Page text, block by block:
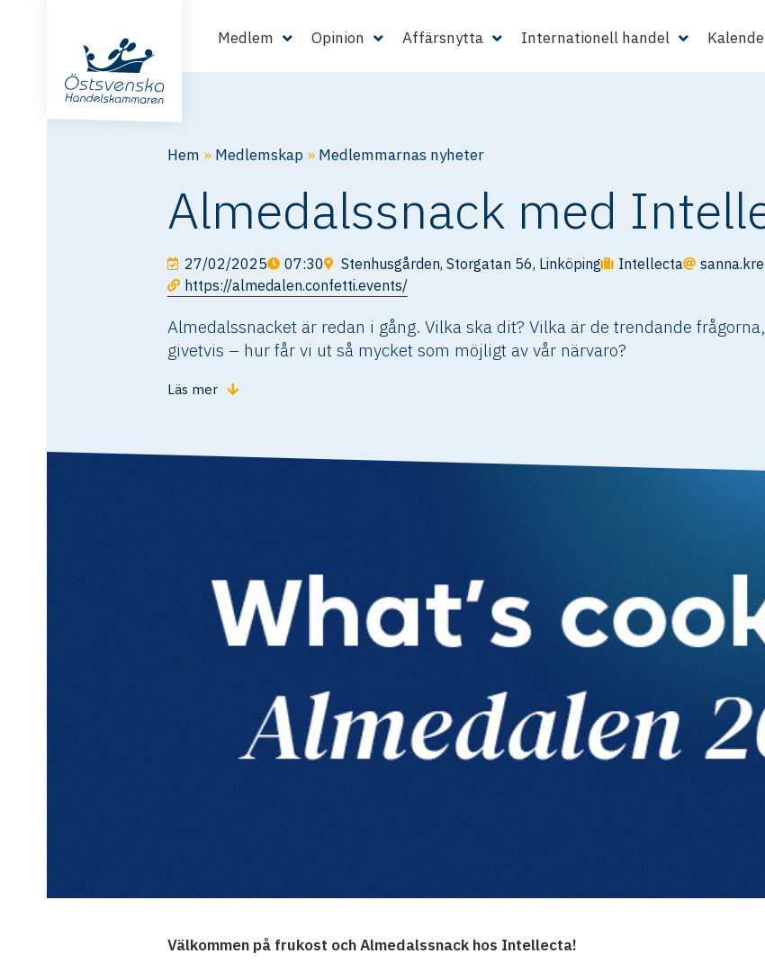
Medlem Opinion Affärsnytta Internationell handel
Hem » Medlemskap » Medlemmarnas nyheter
Almedalssnack med
27/02/2025 07:30 Stenhusgården, Storgatan 56, Linköping Intellecta
https://almedalen.confetti.events/
Almedalssnacket är redan i gång. Vilka ska dit? Vilka är de trendande
givetvis – hur får vi ut så mycket som möjligt av vår närvaro?
Läs mer
Välkommen på frukost och Almedalssnack hos Intellecta!